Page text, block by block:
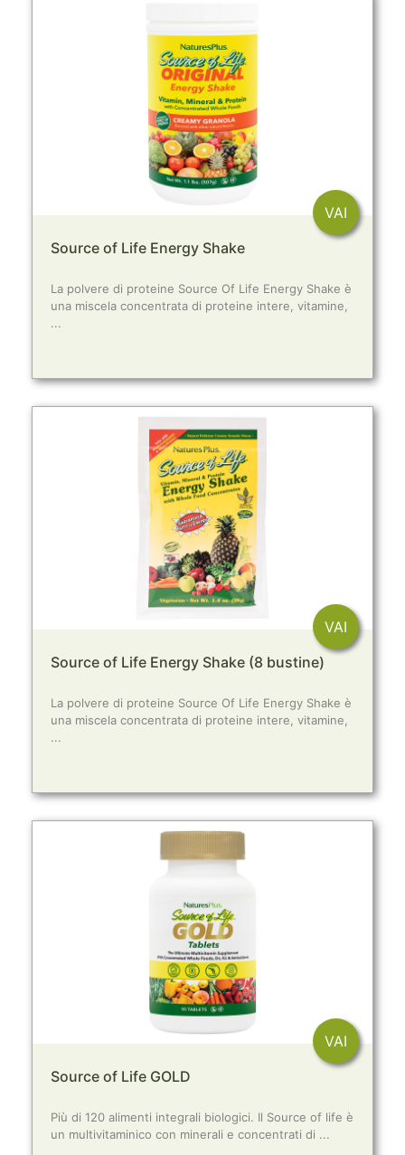
VAI
Source of Life Energy Shake
La polvere di proteine Source Of Life Energy Shake è
una miscela concentrata di proteine intere, vitamine,
...
VAI
Source of Life Energy Shake (8 bustine)
La polvere di proteine Source Of Life Energy Shake è
una miscela concentrata di proteine intere, vitamine,
...
VAI
Source of Life GOLD
Più di 120 alimenti integrali biologici. Il Source of life è
un multivitaminico con minerali e concentrati di ...